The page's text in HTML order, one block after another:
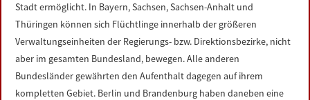
Stadt ermöglicht. In Bayern, Sachsen, Sachsen-Anhalt und
Thüringen können sich Flüchtlinge innerhalb der größeren
Verwaltungseinheiten der Regierungs- bzw. Direktionsbezirke, nicht
aber im gesamten Bundesland, bewegen. Alle anderen
Bundesländer gewährten den Aufenthalt dagegen auf ihrem
kompletten Gebiet. Berlin und Brandenburg haben daneben eine